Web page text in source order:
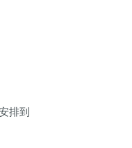
排到